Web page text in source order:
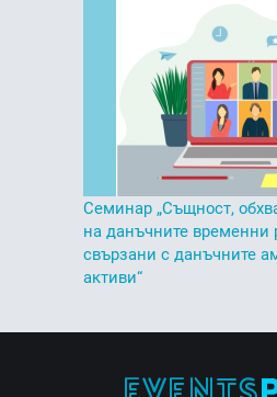
Семинар „Същност,
на данъчните временни
свързани с данъчните
активи“